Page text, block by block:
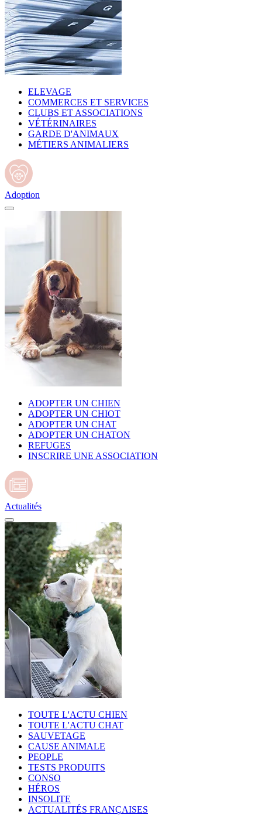
ELEVAGE
COMMERCES ET SERVICES
CLUBS ET ASSOCIATIONS
VÉTÉRINAIRES
GARDE D'ANIMAUX
MÉTIERS ANIMALIERS
Adoption
ADOPTER UN CHIEN
ADOPTER UN CHIOT
ADOPTER UN CHAT
ADOPTER UN CHATON
REFUGES
INSCRIRE UNE ASSOCIATION
Actualités
TOUTE L'ACTU CHIEN
TOUTE L'ACTU CHAT
SAUVETAGE
CAUSE ANIMALE
PEOPLE
TESTS PRODUITS
CONSO
HÉROS
INSOLITE
ACTUALITÉS FRANÇAISES